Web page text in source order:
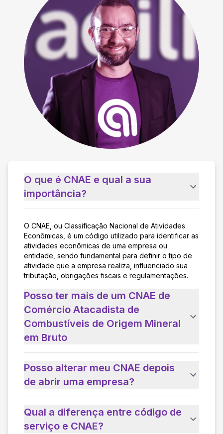
O que é CNAE e qual a sua
importância?
O CNAE, ou Classificação Nacional de Atividades
Econômicas, é um código utilizado para identificar as
atividades econômicas de uma empresa ou
entidade, sendo fundamental para definir o tipo de
atividade que a empresa realiza, influenciado sua
tributação, obrigações fiscais e regulamentações.
Posso ter mais de um CNAE de
Comércio Atacadista de
Combustíveis de Origem Mineral
em Bruto
Posso alterar meu CNAE depois
de abrir uma empresa?
Qual a diferença entre código de
serviço e CNAE?